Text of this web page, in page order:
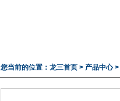
您当前的位置： 龙三首页 > 产品中心>